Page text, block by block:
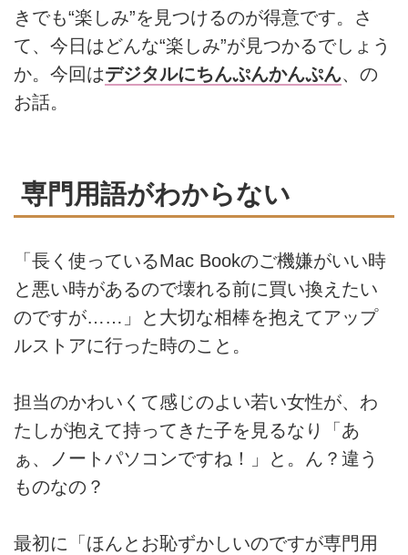
きでも“楽しみ”を見つけるのが得意です。さ
て、今日はどんな“楽しみ”が見つかるでしょう
か。今回はデジタルにちんぷんかんぷん、の
お話。
専門用語がわからない
「長く使っているMac Bookのご機嫌がいい時
と悪い時があるので壊れる前に買い換えたい
のですが……」と大切な相棒を抱えてアップ
ルストアに行った時のこと。
担当のかわいくて感じのよい若い女性が、わ
たしが抱えて持ってきた子を見るなり「あ
ぁ、ノートパソコンですね！」と。ん？違う
ものなの？
最初に「ほんとお恥ずかしいのですが専門用